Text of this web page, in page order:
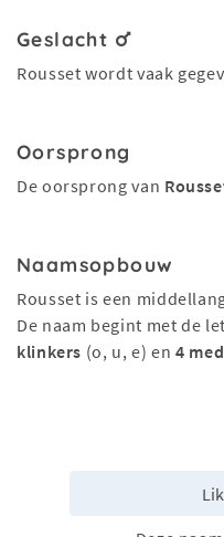
Geslacht
Rousset wordt vaak
Oorsprong
De oorsprong van
Naamsopbouw
Rousset is een
De naam begint met de
klinkers (o, u, e) en4